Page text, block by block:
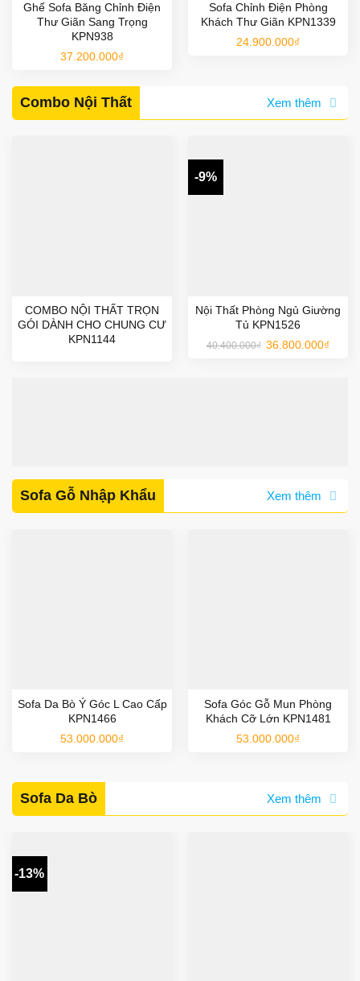
Ghế Sofa Băng Chỉnh Điện
Thư Giãn Sang Trọng
KPN938
37.200.000₫
Sofa Chỉnh Điện Phòng
Khách Thư Giãn KPN1339
24.900.000₫
Combo Nội Thất Xem thêm
COMBO NỘI THẤT TRỌN
GÓI DÀNH CHO CHUNG CƯ
KPN1144
-9%
Nội Thất Phòng Ngủ Giường
Tủ KPN1526
40.400.000₫ Giá
36.800.000₫
Sofa Gỗ Nhập Khẩu Xem thêm
Sofa Da Bò Ý Góc L Cao Cấp
KPN1466
53.000.000₫
Sofa Góc Gỗ Mun Phòng
Khách Cỡ Lớn KPN1481
53.000.000₫
Sofa Da Bò Xem thêm
-13%